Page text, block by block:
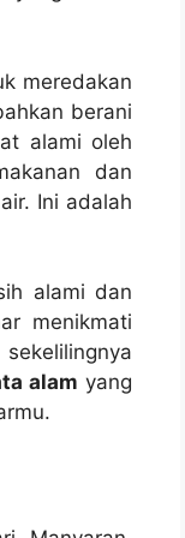
meredakan
berani
alami oleh
dan
Ini adalah
alami dan
menikmati
alam yang